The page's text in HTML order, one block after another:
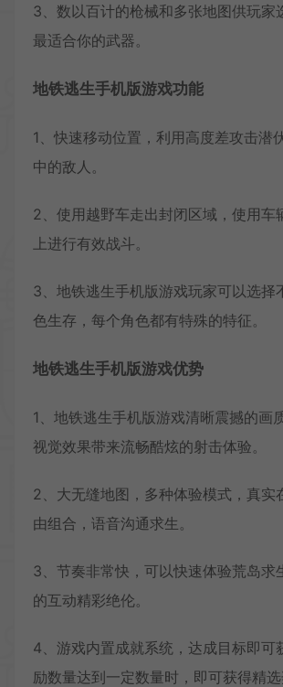
3、数以百计的枪械和多张地图供玩家
最适合你的武器。
地铁逃生手机版游戏功能
1、快速移动位置，利用高度差攻击潜
中的敌人。
2、使用越野车走出封闭区域，使用车
上进行有效战斗。
3、地铁逃生手机版游戏玩家可以选择
色生存，每个角色都有特殊的特征。
地铁逃生手机版游戏优势
1、地铁逃生手机版游戏清晰震撼的画
视觉效果带来流畅酷炫的射击体验。
2、大无缝地图，多种体验模式，真实
由组合，语音沟通求生。
3、节奏非常快，可以快速体验荒岛求
的互动精彩绝伦。
4、游戏内置成就系统，达成目标即可
励数量达到一定数量时，即可获得精选